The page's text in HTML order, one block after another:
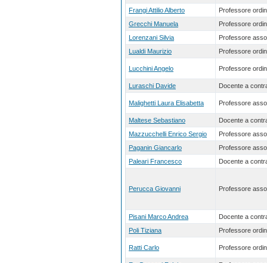
Frangi Attilio Alberto
Professore
Grecchi Manuela
Professore
Lorenzani Silvia
Professore
Lualdi Maurizio
Professore
Lucchini Angelo Professore
Luraschi Davide Docente a
Malighetti Laura Elisabetta Professore
Maltese Sebastiano
Docente a
Mazzucchelli Enrico Sergio
Professore
Paganin Giancarlo
Professore
Paleari Francesco
Docente a
Perucca Giovanni Professore
Pisani Marco Andrea
Docente a
Poli Tiziana
Professore
Ratti Carlo Professore